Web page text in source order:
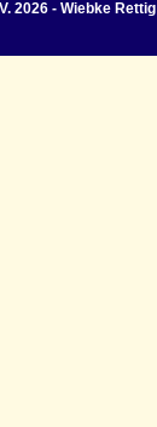
2026 - Wiebke Rettig